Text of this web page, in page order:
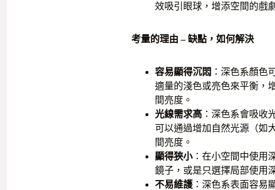
效吸引眼球，增添空間的戲
考量的理由 – 缺點，如何解決
容易顯得沉悶 ：深色系顏色
適量的淺色或亮色來平衡，
間亮度。
光線需求高 ：深色系會吸收
可以通過增加自然光源（如
間亮度。
顯得狹小：在小空間中使用
鏡子，或是只選擇局部使用
不易維護 ：深色系表面容易